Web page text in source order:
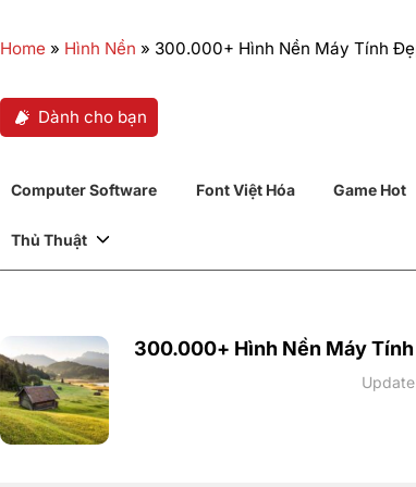
Home » Hình Nền » 300.000+ Hình Nền Máy Tính
Dành cho bạn
Computer Software Font Việt Hóa Game Hot
Thủ Thuật
300.000+ Hình Nền Máy Tính